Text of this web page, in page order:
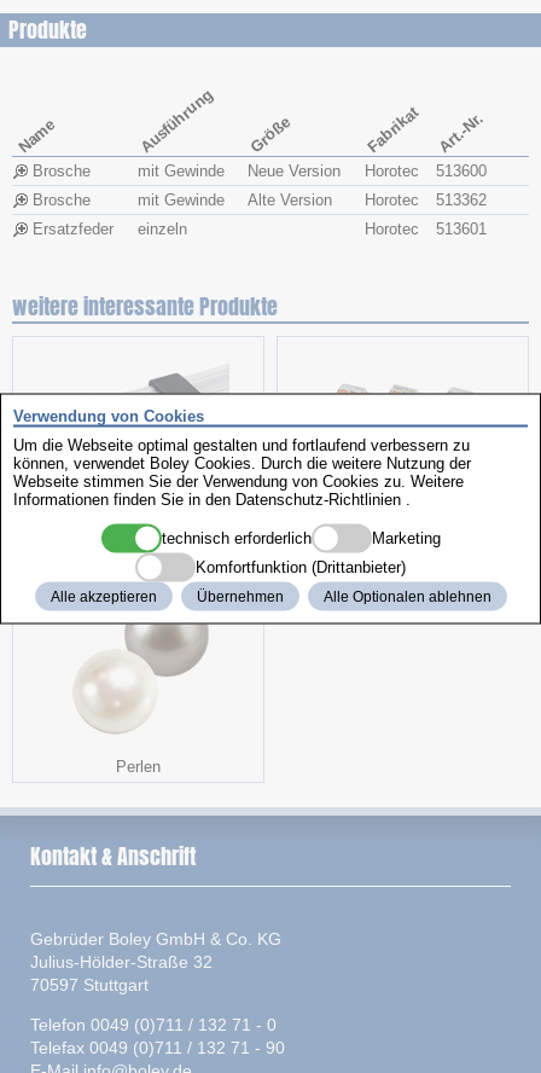
Produkte
Name Ausführung Größe Fabrikat Art.-Nr.
Brosche mit Gewinde Neue Version Horotec
513600
Brosche
mit Gewinde Alte Version Horotec
513362
Ersatzfeder
einzeln Horotec 513601
weitere interessante Produkte
Kunststoffschlaufen Lederbänder-Sortiment
Perlen
Verwendung von Cookies
Um die Webseite optimal gestalten und fortlaufend verbessern zu
können, verwendet Boley Cookies. Durch die weitere Nutzung der
Webseite stimmen Sie der Verwendung von Cookies zu. Weitere
Informationen finden Sie in den Datenschutz-Richtlinien
technisch erforderlich
Marketing
Komfortfunktion (Drittanbieter)
Alle akzeptieren Übernehmen Alle Optionalen ablehnen
Kontakt & Anschrift
Gebrüder Boley GmbH & Co. KG
Julius-Hölder-Straße 32
70597 Stuttgart
Telefon 0049 (0)711 / 132 71 - 0
Telefax 0049 (0)711 / 132 71 - 90